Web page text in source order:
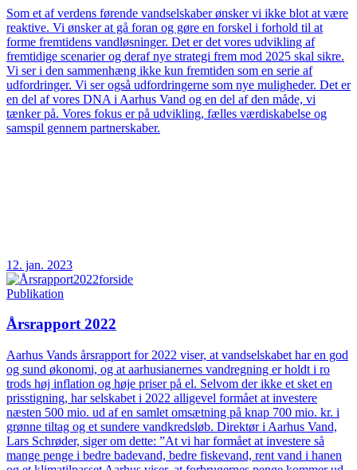
Som et af verdens førende vandselskaber ønsker vi ikke blot at være
reaktive. Vi ønsker at gå foran og gøre en forskel i forhold til at
forme fremtidens vandløsninger. Det er det vores udvikling af
fremtidige scenarier og deraf nye strategi frem mod 2025 skal sikre.
Vi ser i den sammenhæng ikke kun fremtiden som en serie af
udfordringer. Vi ser også udfordringerne som nye muligheder. Det er
en del af vores DNA i Aarhus Vand og en del af den måde, vi
tænker på. Vores fokus er på udvikling, fælles værdiskabelse og
samspil gennem partnerskaber.
12. jan. 2023
Publikation
Årsrapport 2022
Aarhus Vands årsrapport for 2022 viser, at vandselskabet har en god
og sund økonomi, og at aarhusianernes vandregning er holdt i ro
trods høj inflation og høje priser på el. Selvom der ikke et sket en
prisstigning, har selskabet i 2022 alligevel formået at investere
næsten 500 mio. ud af en samlet omsætning på knap 700 mio. kr. i
grønne tiltag og et sundere vandkredsløb. Direktør i Aarhus Vand,
Lars Schrøder, siger om dette: ”At vi har formået at investere så
mange penge i bedre badevand, bedre fiskevand, rent vand i hanen